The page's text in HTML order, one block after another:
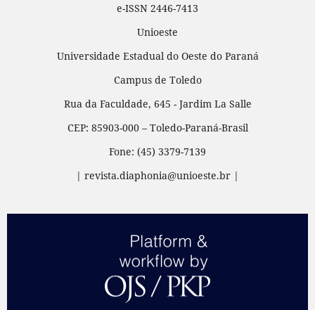
e-ISSN 2446-7413
Unioeste
Universidade Estadual do Oeste do Paraná
Campus de Toledo
Rua da Faculdade, 645 - Jardim La Salle
CEP: 85903-000 – Toledo-Paraná-Brasil
Fone: (45) 3379-7139
| revista.diaphonia@unioeste.br |